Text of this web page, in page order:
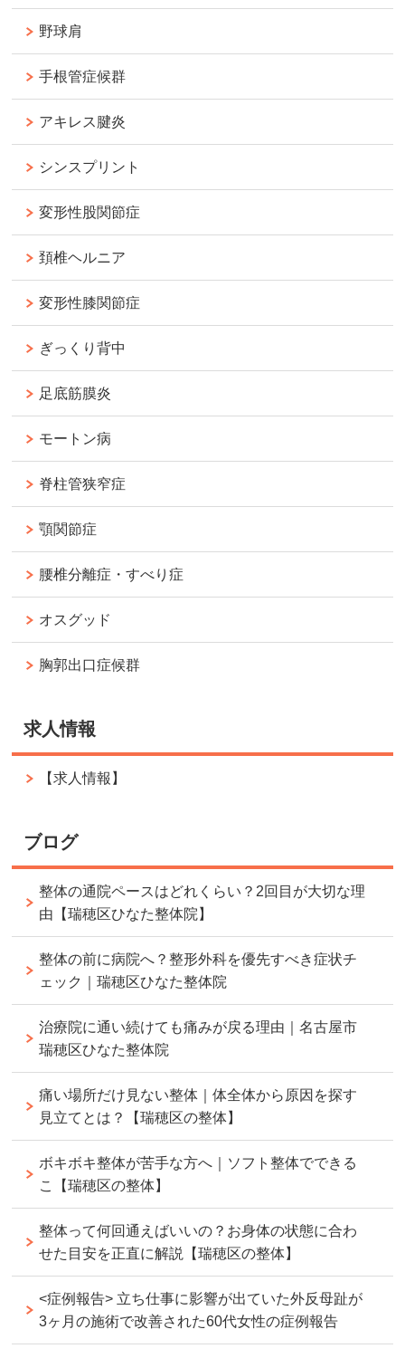
野球肩
手根管症候群
アキレス腱炎
シンスプリント
変形性股関節症
頚椎ヘルニア
変形性膝関節症
ぎっくり背中
足底筋膜炎
モートン病
脊柱管狭窄症
顎関節症
腰椎分離症・すべり症
オスグッド
胸郭出口症候群
求人情報
【求人情報】
ブログ
整体の通院ペースはどれくらい？2回目が大切な理
由【瑞穂区ひなた整体院】
整体の前に病院へ？整形外科を優先すべき症状チ
ェック｜瑞穂区ひなた整体院
治療院に通い続けても痛みが戻る理由｜名古屋市
瑞穂区ひなた整体院
痛い場所だけ見ない整体｜体全体から原因を探す
見立てとは？【瑞穂区の整体】
ボキボキ整体が苦手な方へ｜ソフト整体でできる
こ【瑞穂区の整体】
整体って何回通えばいいの？お身体の状態に合わ
せた目安を正直に解説【瑞穂区の整体】
<症例報告> 立ち仕事に影響が出ていた外反母趾が
3ヶ月の施術で改善された60代女性の症例報告